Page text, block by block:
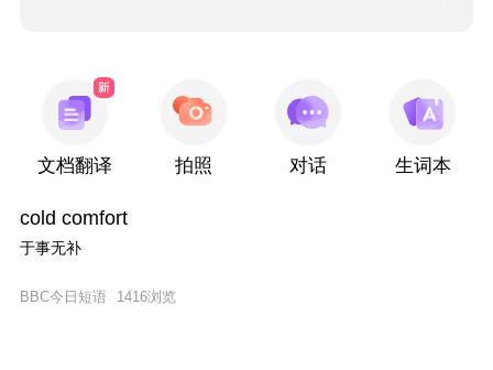
文档翻译 拍照 对话 生词本
cold comfort
于事无补
BBC今日短语 1416浏览